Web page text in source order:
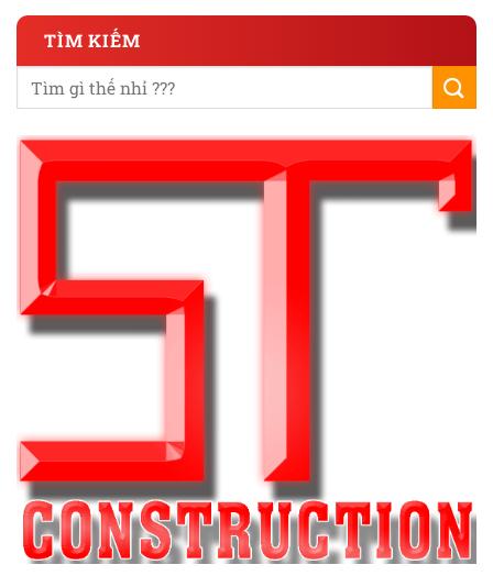
TÌM KIẾM